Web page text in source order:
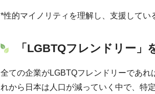
*性的マイノリティを理解し、支援してい
「LGBTQフレンドリー
全ての企業がLGBTQフレンドリーであ
れから日本は人口が減っていく中で、特